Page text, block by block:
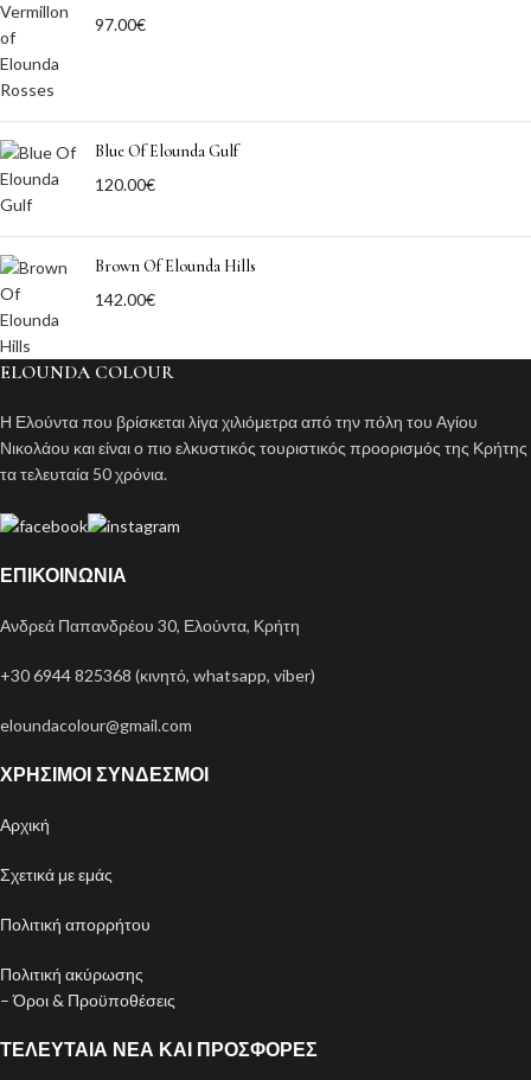
97.00€
Blue Of Elounda Gulf
120.00€
Brown Of Elounda Hills
142.00€
ELOUNDA COLOUR
Η Ελούντα που βρίσκεται λίγα χιλιόμετρα από την πόλη του Αγίου
Νικολάου και είναι ο πιο ελκυστικός τουριστικός προορισμός της Κρήτης
τα τελευταία 50 χρόνια.
ΕΠΙΚΟΙΝΩΝΊΑ
Ανδρεά Παπανδρέου 30, Ελούντα, Κρήτη
+30 6944 825368 (κινητό, whatsapp, viber)
eloundacolour@gmail.com
ΧΡΉΣΙΜΟΙ ΣΎΝΔΕΣΜΟΙ
Αρχική
Σχετικά με εμάς
Πολιτική απορρήτου
Πολιτική ακύρωσης
– Όροι & Προϋποθέσεις
ΤΕΛΕΥΤΑΊΑ ΝΈΑ ΚΑΙ ΠΡΟΣΦΟΡΈΣ